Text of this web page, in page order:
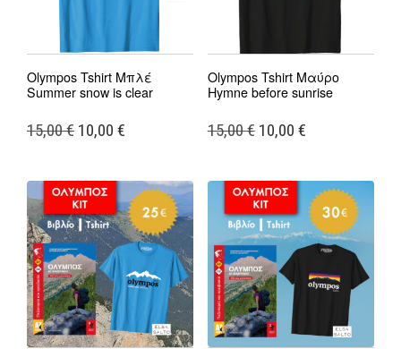
Olympos Tshirt Μπλέ
Summer snow is clear
15,00€ Original
was:
15,00 €.
10,00 €
τιμή
είναι:
10,00 €.
προϊόν
έχει
πολλαπλές
παραλλαγές.
Οι
επιλογές
μπορούν
να
επιλεγούν
Olympos Tshirt Μαύρο
Hymne before sunrise
15,00€ Original
was:
15,00 €.
10,00 €Η
τιμή
είναι:
10,00 €.
προϊόν
πολλαπλές
παραλλαγές.
Οι
επιλογές
μπορούν
να
επιλεγούν